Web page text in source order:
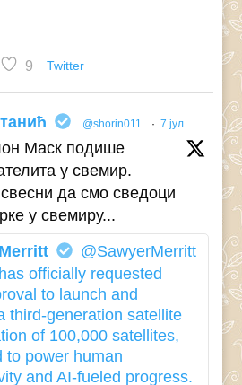
9 Twitter
@shorin011 · 7 јул
Маск подише
у свемир.
да смо сведоци
у свемиру...
@SawyerMerritt
officially requested
to launch and
third-generation satellite
of 100,000 satellites,
to power human
and AI-fueled progress.